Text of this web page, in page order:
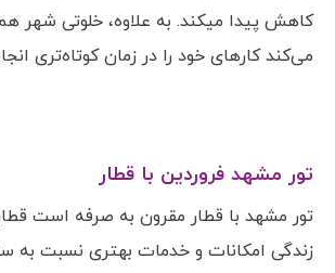
کاهش پیدا میکند. به علاوه، خلوتی شهر
می‌کند کارهای خود را در زمان کوتاه‌تری
تور مشهد فروردین با قطار
تور مشهد با قطار مقرون به صرفه است
زندگی امکانات و خدمات بهتری نسبت به